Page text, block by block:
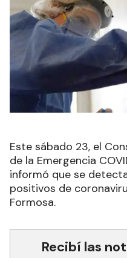
Este sábado 23, el
de la Emergencia
informó que se
positivos de
Formosa.
Recibí las